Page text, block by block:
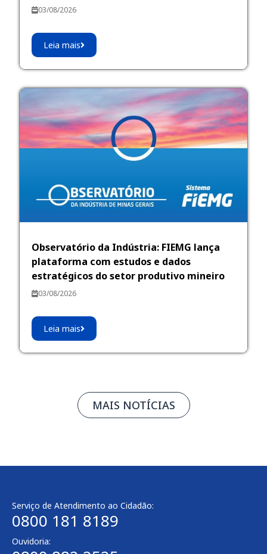
03/08/2026
Leia mais
Observatório da Indústria: FIEMG lança
plataforma com estudos e dados
estratégicos do setor produtivo mineiro
03/08/2026
Leia mais
MAIS NOTÍCIAS
Serviço de Atendimento ao Cidadão:
0800 181 8189
Ouvidoria: